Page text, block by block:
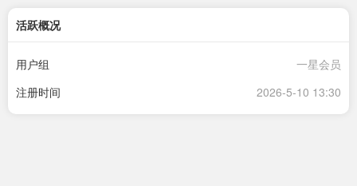
活跃概况
用户组
一星会员
注册时间
2026-5-10 13:30